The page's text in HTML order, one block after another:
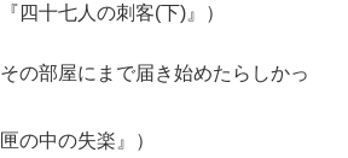
四十七人の刺客(下)』）
の部屋にまで届き始めたらしかっ
の中の失楽』）